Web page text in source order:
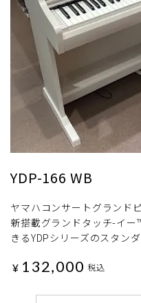
YDP-166 WB
ヤマハコンサートグランド
新搭載グランドタッチ-イ
きるYDPシリーズのスタン
¥ 132,000 税込